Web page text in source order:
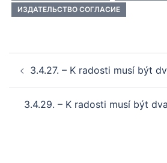
ИЗДАТЕЛЬСТВО СОГЛАСИЕ
navigation
3.4.27. – K radosti musí být
3.4.29. – K radosti musí být